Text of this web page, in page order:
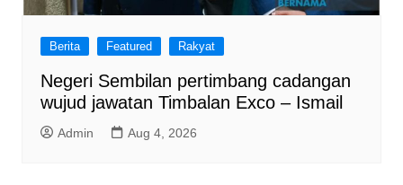
Berita Featured Rakyat
Negeri Sembilan pertimbang cadangan
wujud jawatan Timbalan Exco – Ismail
Admin Aug 4, 2026